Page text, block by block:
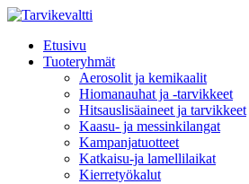
Etusivu
Tuoteryhmät
Aerosolit ja kemikaalit
Hiomanauhat ja -tarvikkeet
Hitsauslisäaineet ja tarvikkeet
Kaasu- ja messinkilangat
Kampanjatuotteet
Katkaisu-ja lamellilaikat
Kierretyökalut